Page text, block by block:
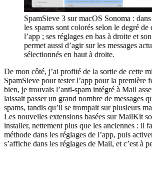
SpamSieve 3 sur macOS Sonoma :
les spams sont colorés selon le degré de
l’app ; ses réglages en bas à droite et
permet aussi d’agir sur les messages
sélectionnés en haut à droite.
De mon côté, j’ai profité de la sortie de cette
SpamSieve pour tester l’app pour la première
bien, je trouvais l’anti-spam intégré à Mail
laissait passer un grand nombre de messages
spams, tandis qu’il se trompait sur plusieurs
Les nouvelles extensions basées sur MailKit
installer, nettement plus que les anciennes : il
méthode dans les réglages de l’app, puis
s’affiche dans les réglages de Mail, et c’est à